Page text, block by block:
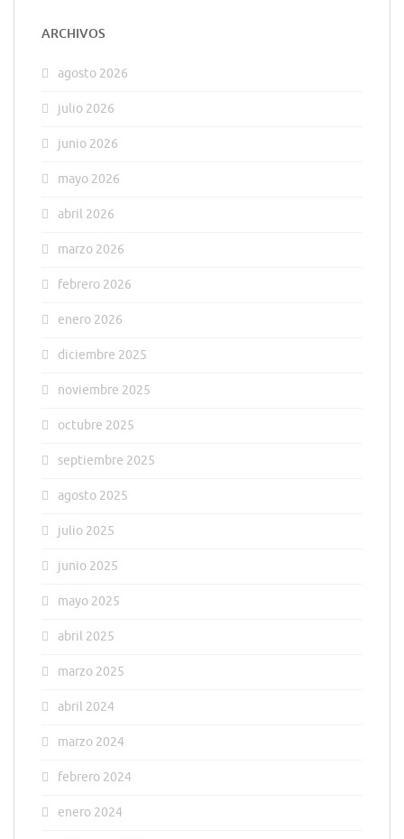
ARCHIVOS
agosto 2026
julio 2026
junio 2026
mayo 2026
abril 2026
marzo 2026
febrero 2026
enero 2026
diciembre 2025
noviembre 2025
octubre 2025
septiembre 2025
agosto 2025
julio 2025
junio 2025
mayo 2025
abril 2025
marzo 2025
abril 2024
marzo 2024
febrero 2024
enero 2024